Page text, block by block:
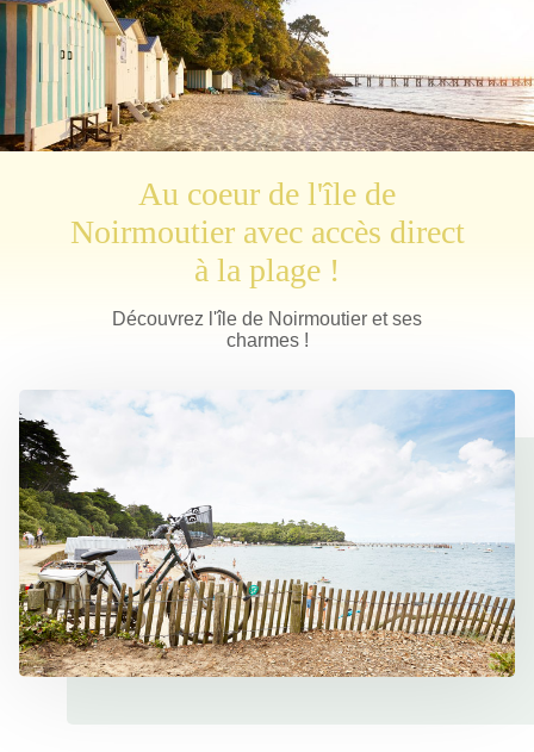
Au coeur de l'île de
Noirmoutier avec accès direct
à la plage !
Découvrez l'île de Noirmoutier et ses
charmes !